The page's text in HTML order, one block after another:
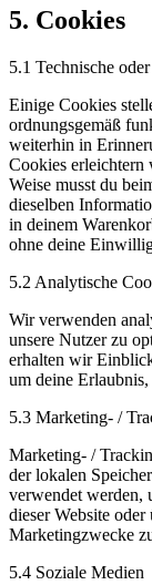
5. Cookies
5.1 Technische
Einige Cookies
ordnungsgemäß
weiterhin in
Cookies erleichtern
Weise musst du
dieselben
in deinem
ohne deine
5.2 Analytische
Wir verwenden
unsere Nutzer zu
erhalten wir
um deine
5.3 Marketing- /
Marketing- /
der lokalen
verwendet werden,
dieser Website
Marketingzwecke
5.4 Soziale Medien